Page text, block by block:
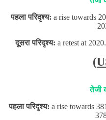
पहला परिदृश्य: a rise towards
दूसरा परिदृश्य: a retest at
(
तेजी
पहला परिदृश्य: a rise towards